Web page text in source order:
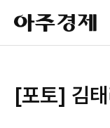
아
주
경
[포토] 김